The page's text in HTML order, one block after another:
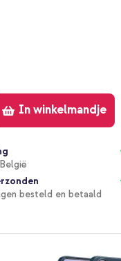
In winkelmandje
besteld en betaald